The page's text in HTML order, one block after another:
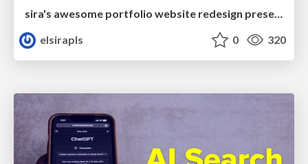
sira's awesome portfolio website redesign presentation
elsirapls
0 320